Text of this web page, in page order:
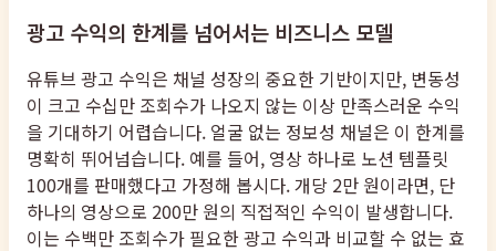
광고 수익의 한계를 넘어서는 비즈니스 모델
유튜브 광고 수익은 채널 성장의 중요한 기반이지만, 변동성
이 크고 수십만 조회수가 나오지 않는 이상 만족스러운 수익
을 기대하기 어렵습니다. 얼굴 없는 정보성 채널은 이 한계를
명확히 뛰어넘습니다. 예를 들어, 영상 하나로 노션 템플릿
100개를 판매했다고 가정해 봅시다. 개당 2만 원이라면, 단
하나의 영상으로 200만 원의 직접적인 수익이 발생합니다.
이는 수백만 조회수가 필요한 광고 수익과 비교할 수 없는 효